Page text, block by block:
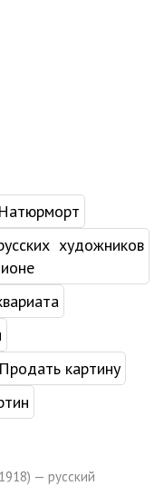
Натюрморт
художников
Продать картину
— русский